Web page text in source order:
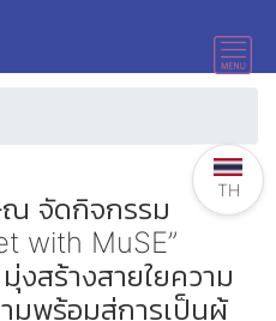
จัดกิจกรรม
with MuSE”
งสร้างสายใยความ
มพร้อมสู่การเป็นผู้
TH